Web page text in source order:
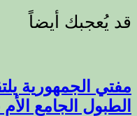
مفتي الجمهورية
الطبول الجامع